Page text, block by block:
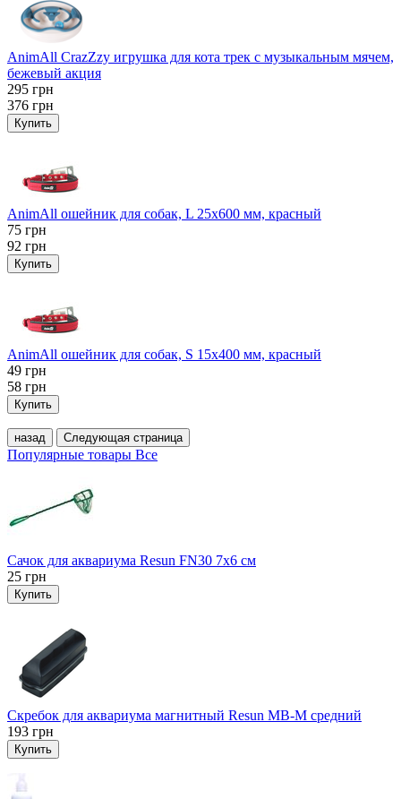
AnimAll CrazZzy игрушка для кота трек с музыкальным мячем,
бежевый акция
295 грн
376 грн
Купить
AnimAll ошейник для собак, L 25x600 мм, красный
75 грн
92 грн
Купить
AnimAll ошейник для собак, S 15х400 мм, красный
49 грн
58 грн
Купить
назад Следующая страница
Популярные товары Все
Сачок для аквариума Resun FN30 7х6 см
25 грн
Купить
Скребок для аквариума магнитный Resun MB-M средний
193 грн
Купить